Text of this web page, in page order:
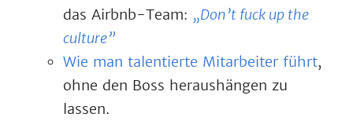
das Airbnb-Team: „Don’t fuck up the
culture”
Wie man talentierte Mitarbeiter führt,
ohne den Boss heraushängen zu
lassen.